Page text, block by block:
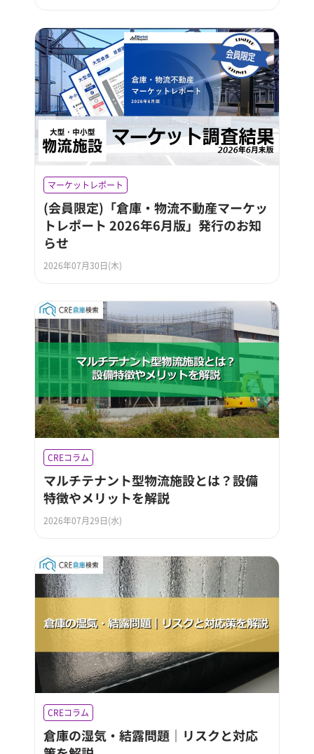
マーケットレポート
(会員限定)「倉庫・物流不動産マーケッ
トレポート 2026年6月版」発行のお知
らせ
2026年07月30日(木)
CREコラム
マルチテナント型物流施設とは？設備
特徴やメリットを解説
2026年07月29日(水)
CREコラム
倉庫の湿気・結露問題｜リスクと対応